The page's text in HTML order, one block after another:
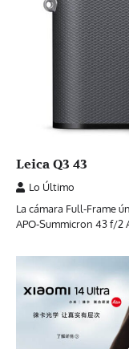
Leica Q3 43
Lo Último
La cámara Full-Frame
APO-Summicron 43 f/2